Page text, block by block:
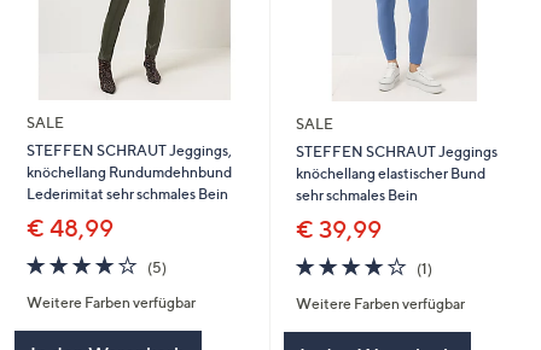
SALE
STEFFEN SCHRAUT Jeggings,
knöchellang Rundumdehnbund
Lederimitat sehr schmales Bein
€ 48,99
4.0
von
5
(5)
Weitere Farben verfügbar
SALE
STEFFEN SCHRAUT Jeggings
knöchellang elastischer Bund
sehr schmales Bein
€ 39,99
4.0
von
5
(1)
Weitere Farben verfügbar